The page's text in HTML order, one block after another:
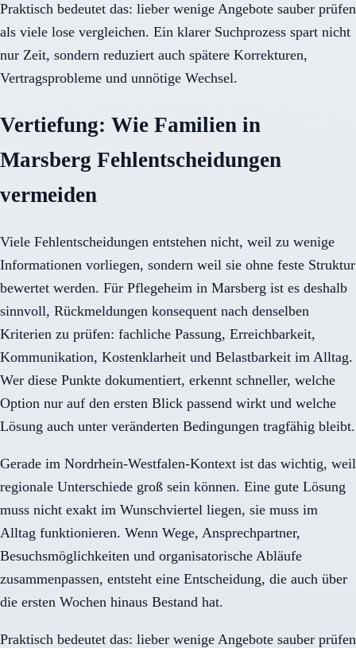
Praktisch bedeutet das: lieber wenige Angebote sauber prüfen
als viele lose vergleichen. Ein klarer Suchprozess spart nicht
nur Zeit, sondern reduziert auch spätere Korrekturen,
Vertragsprobleme und unnötige Wechsel.
Vertiefung: Wie Familien in
Marsberg Fehlentscheidungen
vermeiden
Viele Fehlentscheidungen entstehen nicht, weil zu wenige
Informationen vorliegen, sondern weil sie ohne feste Struktur
bewertet werden. Für Pflegeheim in Marsberg ist es deshalb
sinnvoll, Rückmeldungen konsequent nach denselben
Kriterien zu prüfen: fachliche Passung, Erreichbarkeit,
Kommunikation, Kostenklarheit und Belastbarkeit im Alltag.
Wer diese Punkte dokumentiert, erkennt schneller, welche
Option nur auf den ersten Blick passend wirkt und welche
Lösung auch unter veränderten Bedingungen tragfähig bleibt.
Gerade im Nordrhein-Westfalen-Kontext ist das wichtig, weil
regionale Unterschiede groß sein können. Eine gute Lösung
muss nicht exakt im Wunschviertel liegen, sie muss im
Alltag funktionieren. Wenn Wege, Ansprechpartner,
Besuchsmöglichkeiten und organisatorische Abläufe
zusammenpassen, entsteht eine Entscheidung, die auch über
die ersten Wochen hinaus Bestand hat.
Praktisch bedeutet das: lieber wenige Angebote sauber prüfen